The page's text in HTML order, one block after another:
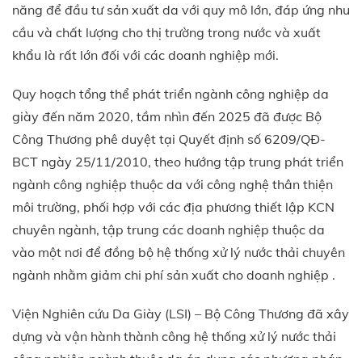
năng để đầu tư sản xuất da với quy mô lớn, đáp ứng nhu
cầu và chất lượng cho thị trường trong nước và xuất
khẩu là rất lớn đối với các doanh nghiệp mới.
Quy hoạch tổng thể phát triển ngành công nghiệp da
giày đến năm 2020, tầm nhìn đến 2025 đã được Bộ
Công Thương phê duyệt tại Quyết định số 6209/QĐ-
BCT ngày 25/11/2010, theo hướng tập trung phát triển
ngành công nghiệp thuộc da với công nghệ thân thiện
môi trường, phối hợp với các địa phương thiết lập KCN
chuyên ngành, tập trung các doanh nghiệp thuộc da
vào một nơi để đồng bộ hệ thống xử lý nước thải chuyên
ngành nhằm giảm chi phí sản xuất cho doanh nghiệp .
Viện Nghiên cứu Da Giày (LSI) – Bộ Công Thương đã xây
dựng và vận hành thành công hệ thống xử lý nước thải